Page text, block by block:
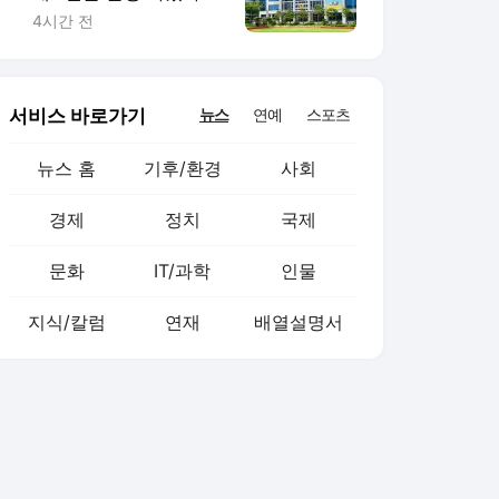
전북도의회
4시간 전
서비스 바로가기 뉴스 연예 스포츠
뉴스 홈 기후/환경 사회
경제 정치 국제
문화 IT/과학 인물
지식/칼럼 연재 배열설명서